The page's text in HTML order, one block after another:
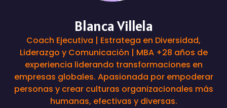
Blanca Villela
Coach Ejecutiva | Estratega en Diversidad,
Liderazgo y Comunicación | MBA +28 años de
experiencia liderando transformaciones en
empresas globales. Apasionada por empoderar
personas y crear culturas organizacionales más
humanas, efectivas y diversas.